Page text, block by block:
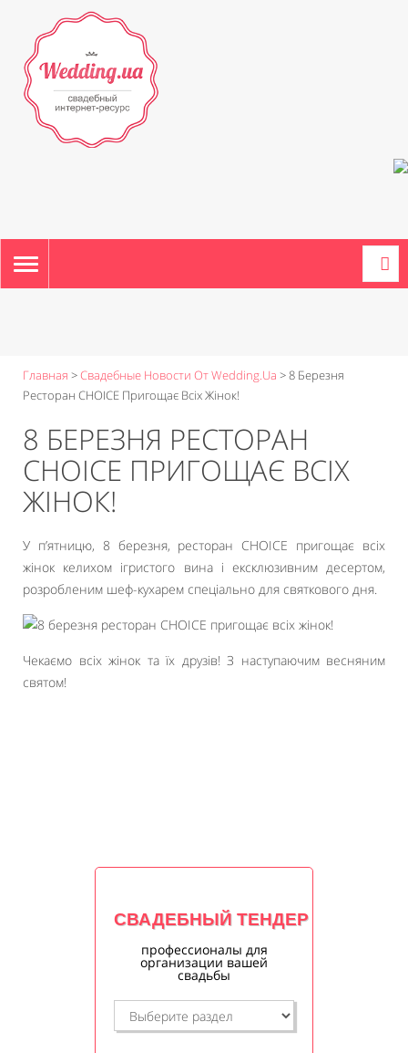
TOGGLE
NAVIGATION
Главная >Свадебные Новости От Wedding.ua >8 Березня
Ресторан СHOICE Пригощає Всіх Жінок!
8 БЕРЕЗНЯ РЕСТОРАН
СHOICE ПРИГОЩАЄ ВСІХ
ЖІНОК!
У п’ятницю, 8 березня, ресторан СHOICE пригощає всіх
жінок келихом ігристого вина і ексклюзивним десертом,
розробленим шеф-кухарем спеціально для святкового дня.
Чекаємо всіх жінок та їх друзів! З наступаючим весняним
святом!
СВАДЕБНЫЙ ТЕНДЕР
профессионалы для
организации вашей
свадьбы